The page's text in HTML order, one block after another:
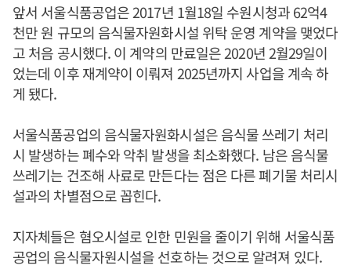
앞서 서울식품공업은 2017년 1월18일 수원시청과 62억4
천만 원 규모의 음식물자원화시설 위탁 운영 계약을 맺었다
고 처음 공시했다. 이 계약의 만료일은 2020년 2월29일이
었는데 이후 재계약이 이뤄져 2025년까지 사업을 계속 하
게 됐다.
서울식품공업의 음식물자원화시설은 음식물 쓰레기 처리
시 발생하는 폐수와 악취 발생을 최소화했다. 남은 음식물
쓰레기는 건조해 사료로 만든다는 점은 다른 폐기물 처리시
설과의 차별점으로 꼽힌다.
지자체들은 혐오시설로 인한 민원을 줄이기 위해 서울식품
공업의 음식물자원시설을 선호하는 것으로 알려져 있다.